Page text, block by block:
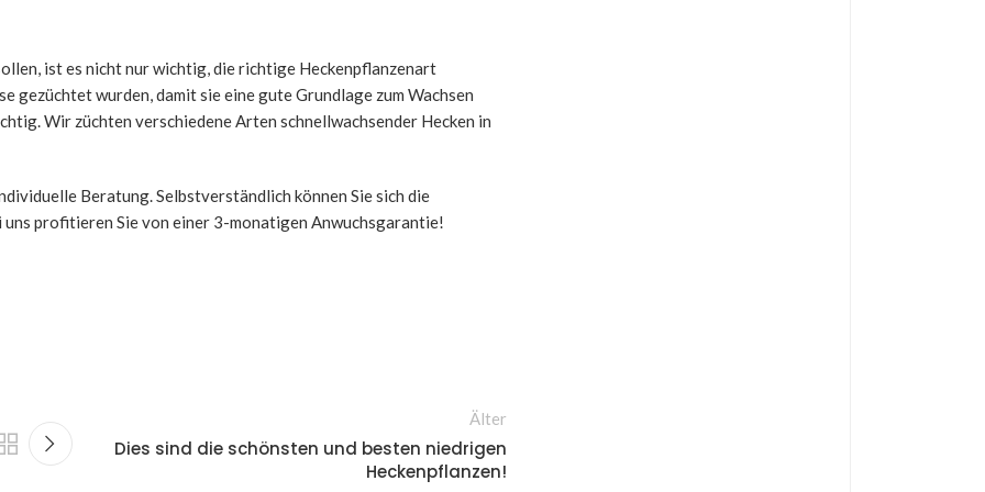
ist es nicht nur wichtig, die richtige Heckenpflanzenart
gezüchtet wurden, damit sie eine gute Grundlage zum Wachsen
Wir züchten verschiedene Arten schnellwachsender Hecken in
Beratung. Selbstverständlich können Sie sich die
profitieren Sie von einer 3-monatigen Anwuchsgarantie!
Älter
Dies sind die schönsten und besten niedrigen
Heckenpflanzen!